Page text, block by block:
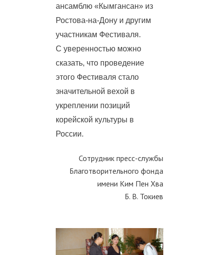
ансамблю «Кымгансан» из
Ростова-на-Дону и другим
участникам Фестиваля.
С уверенностью можно
сказать, что проведение
этого Фестиваля стало
значительной вехой в
укреплении позиций
корейской культуры в
России.
Сотрудник пресс-службы
Благотворительного фонда
имени Ким Пен Хва
Б. В. Токиев